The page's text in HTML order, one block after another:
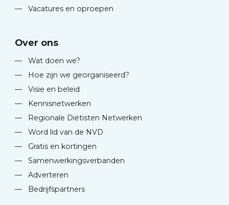
—
Vacatures en oproepen
Over ons
—
Wat doen we?
—
Hoe zijn we georganiseerd?
—
Visie en beleid
—
Kennisnetwerken
—
Regionale Diëtisten Netwerken
—
Word lid van de NVD
—
Gratis en kortingen
—
Samenwerkingsverbanden
—
Adverteren
—
Bedrijfspartners